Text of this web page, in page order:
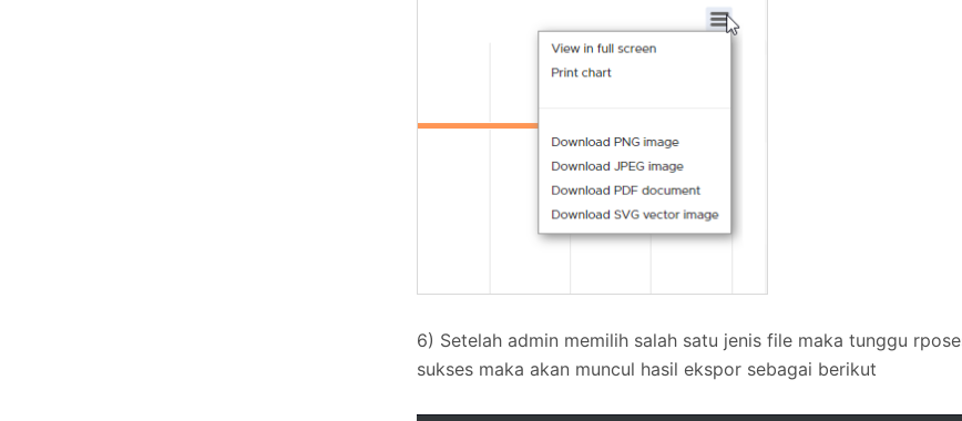
6) Setelah admin memilih salah satu jenis file maka tunggu
sukses maka akan muncul hasil ekspor sebagai berikut